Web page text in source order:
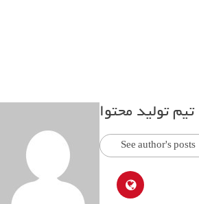
تیم تولید محتوا
See author's posts